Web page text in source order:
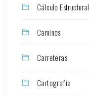
Cálculo Estructural
Caminos
Carreteras
Cartografía